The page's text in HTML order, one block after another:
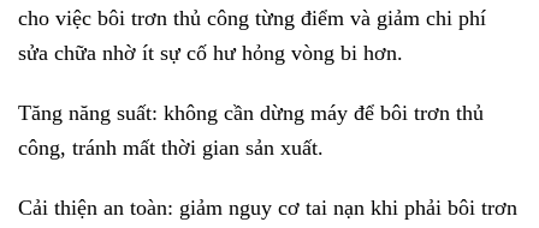
cho việc bôi trơn thủ công từng điểm và giảm chi phí
sửa chữa nhờ ít sự cố hư hỏng vòng bi hơn.
Tăng năng suất: không cần dừng máy để bôi trơn thủ
công, tránh mất thời gian sản xuất.
Cải thiện an toàn: giảm nguy cơ tai nạn khi phải bôi trơn